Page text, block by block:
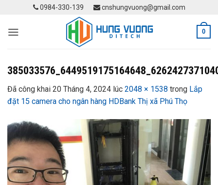
content
0984-330-139 cnshungvuong@gmail.com
0
Đã công khai 20 Tháng 4, 2024 lúc 2048 × 1538 trong Lắp
đặt 15 camera cho ngân hàng HDBank Thị xã Phú Thọ